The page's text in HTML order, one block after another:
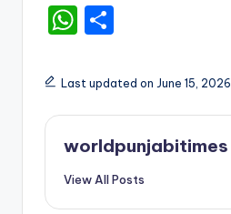
W
a
ts
A
p
ar
e
Last updated on June 15, 2026
worldpunjabitimes
View All Posts